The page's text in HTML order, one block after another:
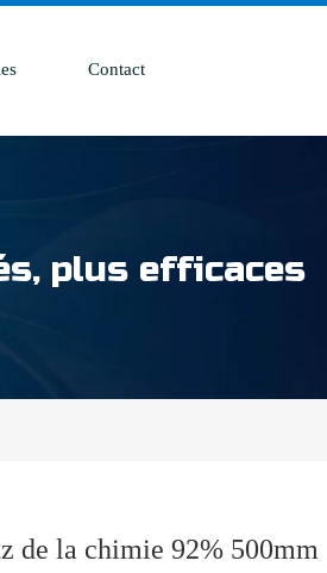
Contact
plus efficaces
de la chimie 92% 500mm